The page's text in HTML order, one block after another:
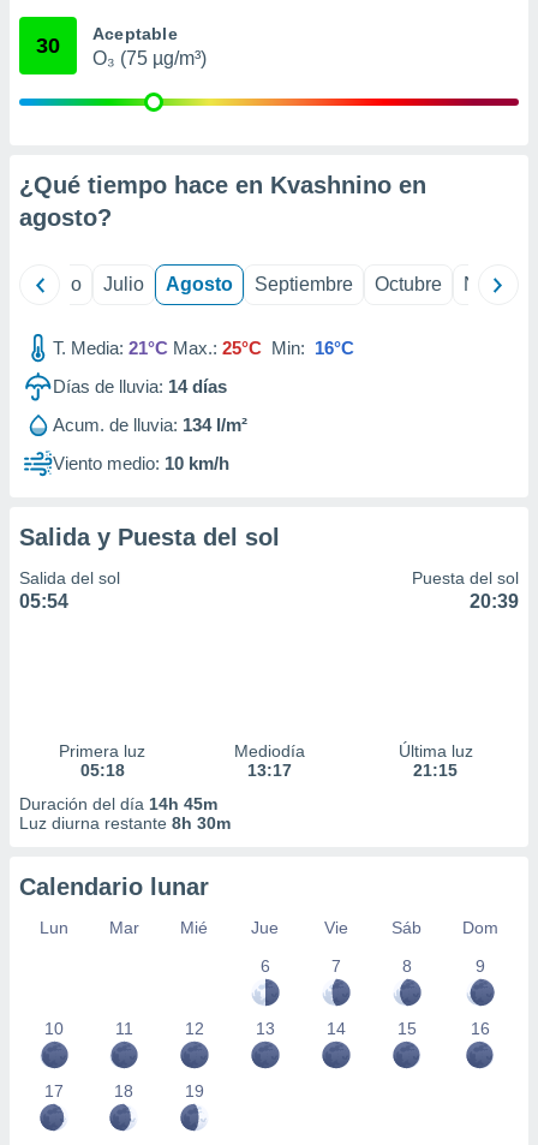
mediante
publicidad
1199
30 Aceptable
O₃ (75 µg/m³)
¿Qué tiempo hace en Kvashnino en
agosto?
Junio Julio Agosto Septiembre Octubre
T. Media: 21°C Max.: 25°C Min: 16°C
Días de lluvia: 14días
Acum. de lluvia: 134 l/m²
Viento medio: 10 km/h
Salida y Puesta del sol
Salida del sol
05:54
Puesta del sol
20:39
Primera luz
05:18
Mediodía
13:17
Última luz
21:15
Duración del día 14h 45m
Luz diurna restante 8h 30m
Calendario lunar
Lun Mar Mié Jue Vie Sáb
Dom
6
7 8 9
10 11 12 13 14 15 16
17 18 19